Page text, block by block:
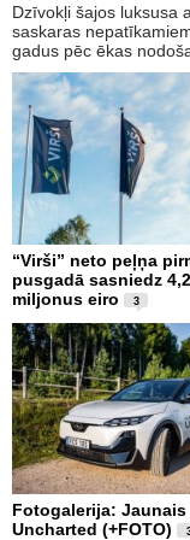
Dzīvokļi šajos luksusa
saskaras
gadus pēc ēkas
“Virši” neto peļņa
pusgadā sasniedz 4,2
miljonus eiro
3
Fotogalerija: Jaunais
Uncharted (+FOTO)